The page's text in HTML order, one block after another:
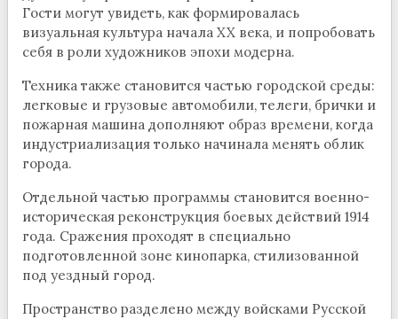
Гости могут увидеть, как формировалась
визуальная культура начала XX века, и попробовать
себя в роли художников эпохи модерна.
Техника также становится частью городской среды:
легковые и грузовые автомобили, телеги, брички и
пожарная машина дополняют образ времени, когда
индустриализация только начинала менять облик
города.
Отдельной частью программы становится военно-
историческая реконструкция боевых действий 1914
года. Сражения проходят в специально
подготовленной зоне кинопарка, стилизованной
под уездный город.
Пространство разделено между войсками Русской